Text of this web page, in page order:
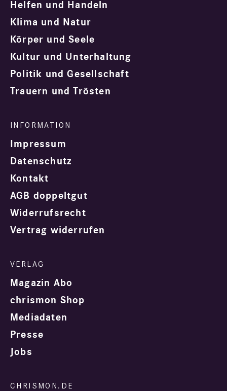
Helfen und Handeln
Klima und Natur
Körper und Seele
Kultur und Unterhaltung
Politik und Gesellschaft
Trauern und Trösten
Impressum
Datenschutz
Kontakt
AGB doppeltgut
Widerrufsrecht
Vertrag widerrufen
Magazin Abo
chrismon Shop
Mediadaten
Presse
Jobs